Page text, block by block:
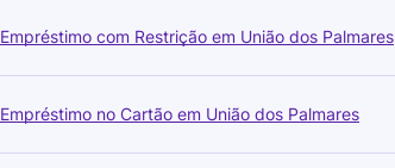
Empréstimo com Restrição em União dos Palmares
Empréstimo no Cartão em União dos Palmares